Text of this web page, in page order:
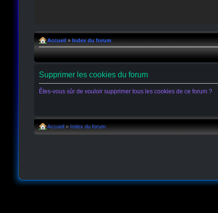
Accueil » Index du forum
Supprimer les cookies du forum
Êtes-vous sûr de vouloir supprimer tous les cookies de ce forum ?
Accueil » Index du forum